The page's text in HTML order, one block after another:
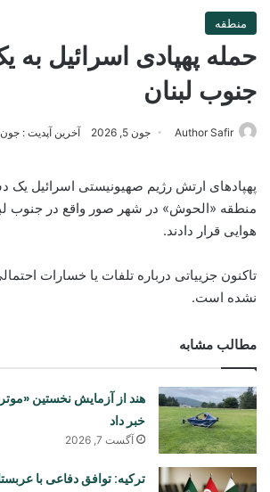
منطقه
حمله پهپادی اسرائیل به
جنوب لبنان
Author Safir جون 5, 2026 آخرین آپدیت : جون 5, 2026
پهپادهای ارتش رژیم صهیونیستی اسرائیل یک
منطقه «الحوش» در شهر صور واقع در جنوب
هوایی قرار دادند.
تاکنون جزییاتی درباره تلفات یا خسارات
نشده است.
مطالب مشابه
هند از آزمایش نخستین
خبر داد
آگست 7, 2026
ترکیه: توافق دفاعی با